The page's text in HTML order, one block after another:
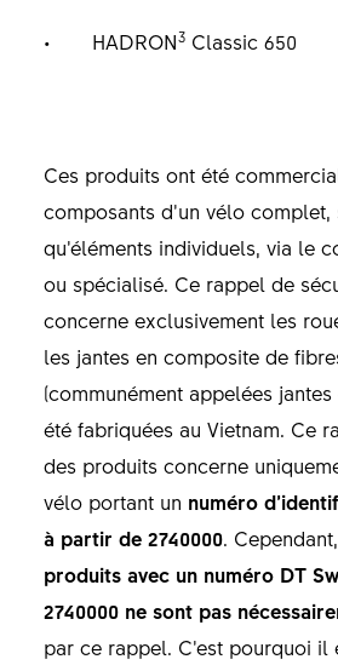
HADRON3Classic 650
Ces produits ont été
composants d’un vélo
qu’éléments individuels, via le
ou spécialisé. Ce rappel de
concerne exclusivement les
les jantes en composite de
(communément appelées
été fabriquées au Vietnam. Ce
des produits concerne
vélo portant un numéro
à partir de 2740000. Cependant,
produits avec un numéro DT
2740000 ne sont pas
par ce rappel. C’est pourquoi il